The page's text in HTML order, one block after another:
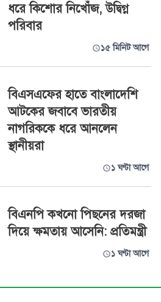
ধরে কিশোর নিখোঁজ, উদ্বিগ্ন
পরিবার
১৫ মিনিট আগে
বিএসএফের হাতে বাংলাদেশি
আটকের জবাবে ভারতীয়
নাগরিককে ধরে আনলেন
স্থানীয়রা
১ ঘণ্টা আগে
বিএনপি কখনো পিছনের দরজা
দিয়ে ক্ষমতায় আসেনি: প্রতিমন্ত্রী
১ ঘণ্টা আগে